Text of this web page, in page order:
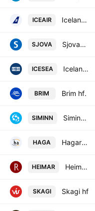
ICEAIR Icelandair Group hf
SJOVA Sjova-Almennar tryggingar hf
ICESEA Iceland Seafood International hf
BRIM Brim hf.
SIMINN Siminn hf.
HAGA Hagar hf.
HEIMAR Heimar hf.
SKAGI Skagi hf